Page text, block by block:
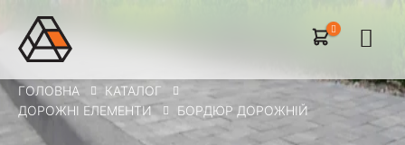
ГОЛОВНА
КАТАЛОГ
ДОРОЖНІ ЕЛЕМЕНТИ
БОРДЮР ДОРОЖНІЙ